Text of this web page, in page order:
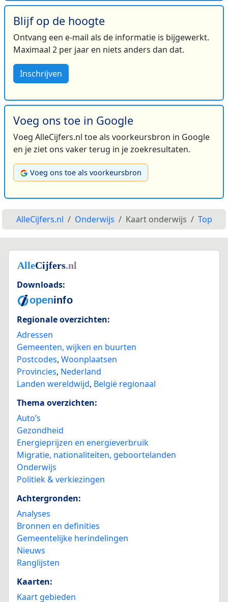
Blijf op de hoogte
Ontvang een e-mail als de informatie is bijgewerkt.
Maximaal 2 per jaar en niets anders dan dat.
Inschrijven
Voeg ons toe in Google
Voeg AlleCijfers.nl toe als voorkeursbron in Google
en je ziet ons vaker terug in je zoekresultaten.
Voeg ons toe als voorkeursbron
AlleCijfers.nl Onderwijs Kaart onderwijs Top
Downloads:
Regionale overzichten:
Adressen
Gemeenten, wijken en buurten
Postcodes, Woonplaatsen
Provincies, Nederland
Landen wereldwijd, België regionaal
Thema overzichten:
Auto’s
Gezondheid
Energieprijzen en energieverbruik
Migratie, nationaliteiten, geboortelanden
Onderwijs
Politiek & verkiezingen
Achtergronden:
Analyses
Bronnen en definities
Gemeentelijke herindelingen
Nieuws
Ranglijsten
Kaarten:
Kaart gebieden